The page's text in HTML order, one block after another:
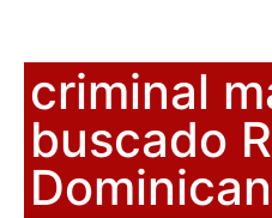
criminal
buscado